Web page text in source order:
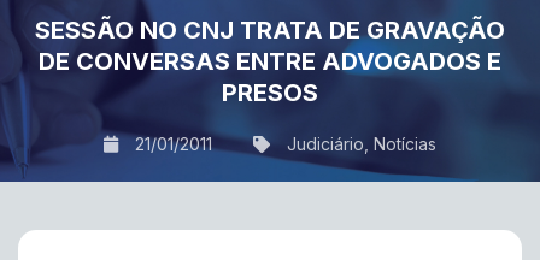
SESSÃO NO CNJ TRATA DE GRAVAÇÃO
DE CONVERSAS ENTRE ADVOGADOS E
PRESOS
21/01/2011 Judiciário Notícias